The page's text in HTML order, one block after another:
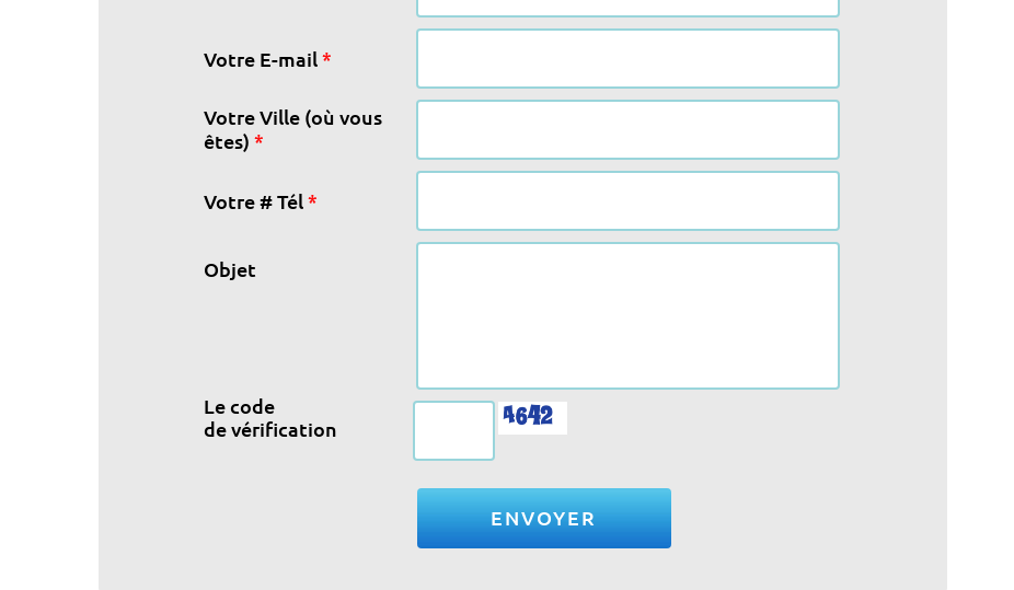
Votre E-mail *
Votre Ville (où vous
êtes) *
Votre # Tél *
Objet
Le code
de vérification
ENVOYER